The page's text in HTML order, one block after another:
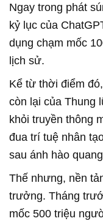
Ngay trong phát
kỷ lục của
dụng chạm mốc
lịch sử.
Kể từ thời điểm
còn lại của Thung
khỏi truyền thông
đua trí tuệ nhân
sau ánh hào
Thế nhưng, nền
trưởng. Tháng
mốc 500 triệu